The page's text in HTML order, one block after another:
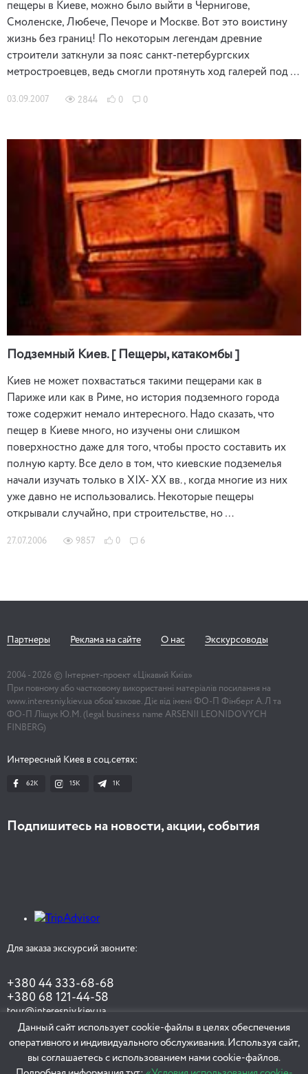
пещеры в Киеве, можно было выйти в Чернигове,
Смоленске, Любече, Печоре и Москве. Вот это воистину
жизнь без границ! По некоторым легендам древние
строители заткнули за пояс санкт-петербургских
метростроевцев, ведь смогли протянуть ход галерей под …
03.09.2007 2844 0 0
Подземный Киев. [ Пещеры, катакомбы ]
Киев не может похвастаться такими пещерами как в
Париже или как в Риме, но история подземного города
тоже содержит немало интересного. Надо сказать, что
пещер в Киеве много, но изучены они слишком
поверхностно даже для того, чтобы просто составить их
полную карту. Все дело в том, что киевские подземелья
начали изучать только в XIX- XX вв., когда многие из них
уже давно не использовались. Некоторые пещеры
открывали случайно, при строительстве, но …
27.07.2006 9857 0 6
Партнеры Реклама на сайте О нас Экскурсоводы
2004 - 2026 © Інтернет-проект «Цікавий Київ»
При повному або частковому використанні матеріалів посилання на
www.interesniy.kiev.ua обов'язкове. Діє від імені ФО-П Фінберг А.Л та
ФО-П Ліщук Ю.М. (legal business name ARSENII LEONIDOVYCH
FINBERG)
Интересный Киев в соц.сетях:
62K 15K 1К
Подпишитесь на новости, акции, события
Для заказа экскурсий звоните:
+380 44 333-68-68
+380 68 121-44-58
tour@interesniy.kiev.ua
ЗАКАЗАТЬ ЭКСКУРСИЮ
Данный сайт использует cookie-файлы в целях обеспечения
оперативного и индивидуального обслуживания. Используя сайт,
вы соглашаетесь с использованием нами cookie-файлов.